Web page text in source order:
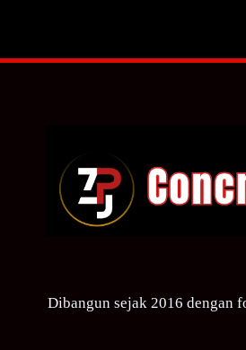
Dibangun sejak 2016 dengan